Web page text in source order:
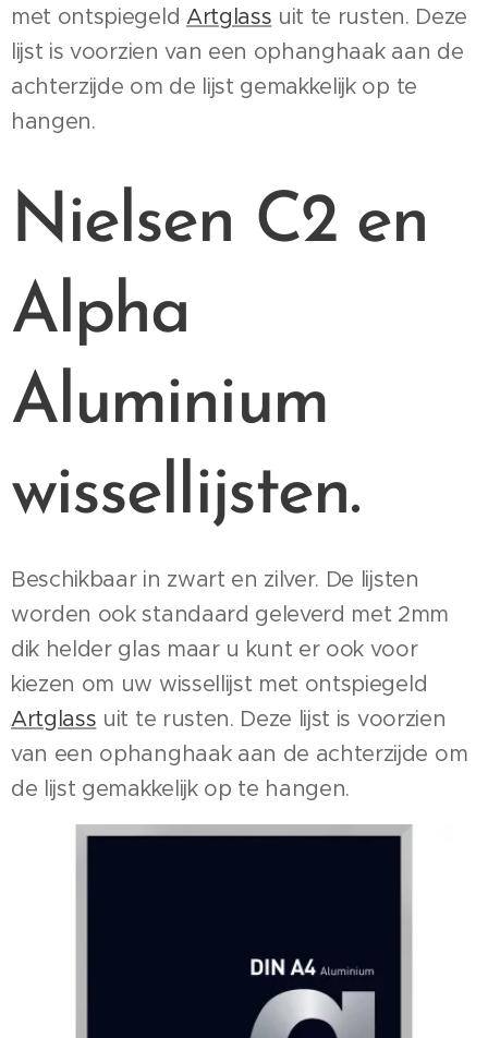
met ontspiegeld Artglass uit te rusten. Deze
lijst is voorzien van een ophanghaak aan de
achterzijde om de lijst gemakkelijk op te
hangen.
Nielsen C2 en
Alpha
Aluminium
wissellijsten.
Beschikbaar in zwart en zilver. De lijsten
worden ook standaard geleverd met 2mm
dik helder glas maar u kunt er ook voor
kiezen om uw wissellijst met ontspiegeld
Artglass uit te rusten. Deze lijst is voorzien
van een ophanghaak aan de achterzijde om
de lijst gemakkelijk op te hangen.